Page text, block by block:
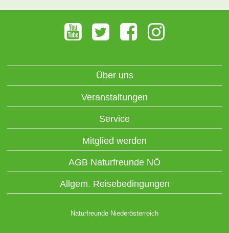
Über uns
Veranstaltungen
Service
Mitglied werden
AGB Naturfreunde NÖ
Allgem. Reisebedingungen
Naturfreunde Niederösterreich